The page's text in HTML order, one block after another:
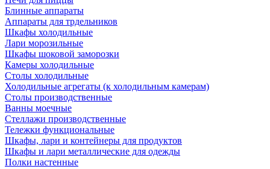
Блинные аппараты
Аппараты для трдельников
Шкафы холодильные
Лари морозильные
Шкафы шоковой заморозки
Камеры холодильные
Столы холодильные
Холодильные агрегаты (к холодильным камерам)
Столы производственные
Ванны моечные
Стеллажи производственные
Тележки функциональные
Шкафы, лари и контейнеры для продуктов
Шкафы и лари металлические для одежды
Полки настенные